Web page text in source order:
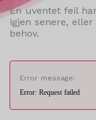
En uventet feil
igjen senere,
behov.
Error message:
Error: Request failed